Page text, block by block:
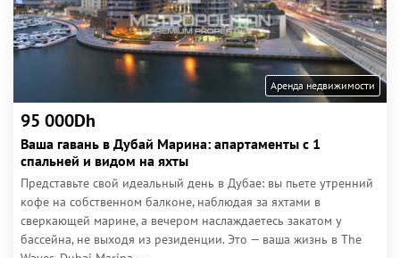
Аренда недвижимости
95 000Dh
Ваша гавань в Дубай Марина: апартаменты с 1
спальней и видом на яхты
Представьте свой идеальный день в Дубае: вы пьете утренний
кофе на собственном балконе, наблюдая за яхтами в
сверкающей марине, а вечером наслаждаетесь закатом у
бассейна, не выходя из резиденции. Это — ваша жизнь в The